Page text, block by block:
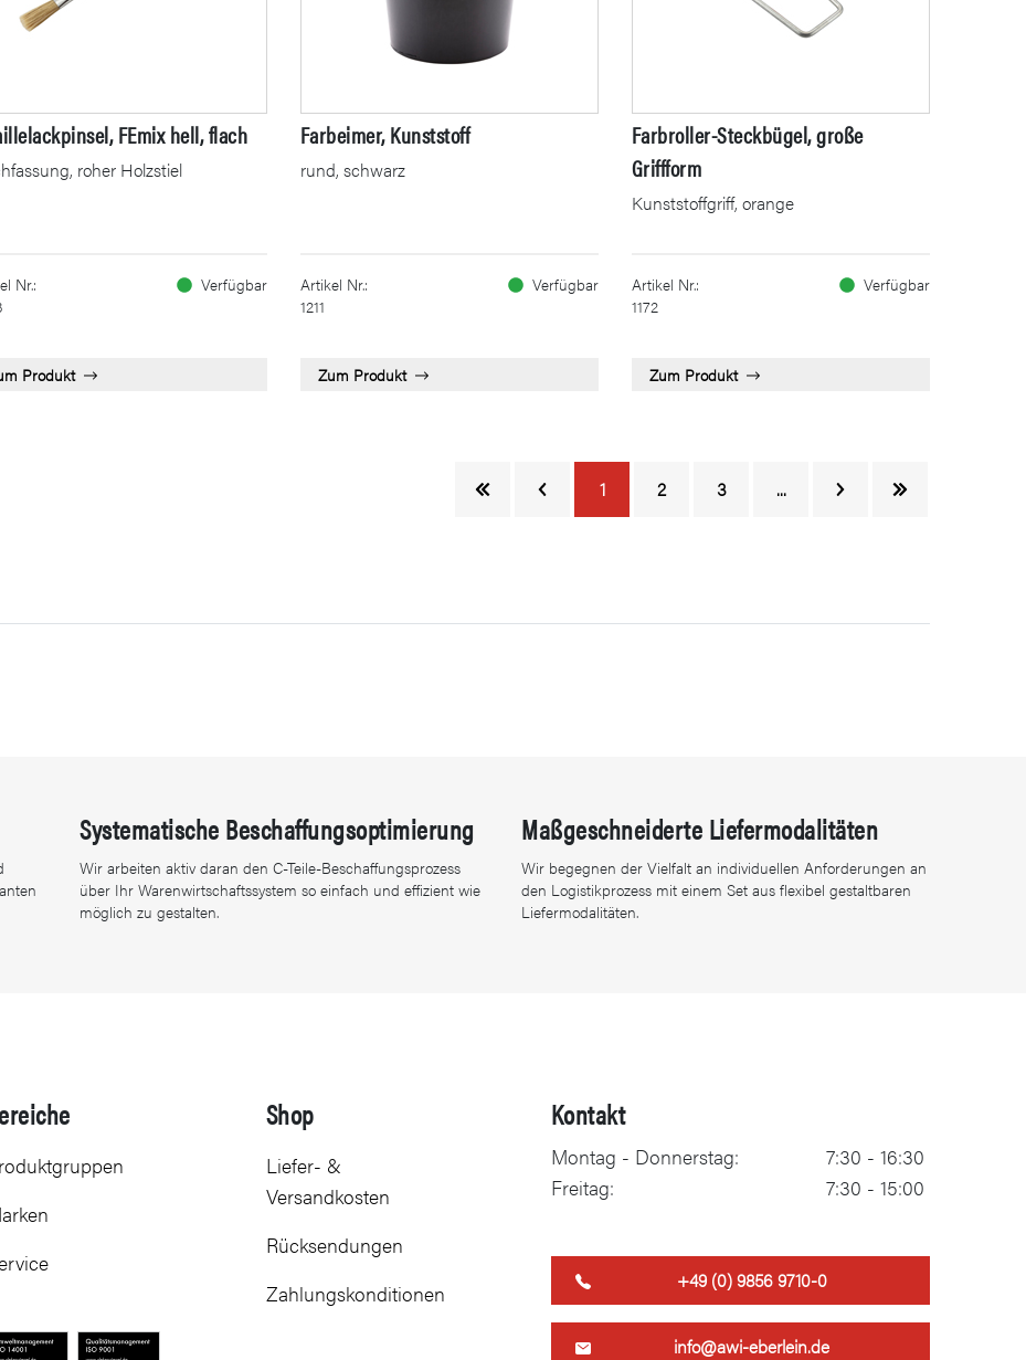
FEmix hell, flach
roher Holzstiel
Nr.:
Verfügbar
Produkt
Farbeimer, Kunststoff
rund, schwarz
Artikel Nr.:
1211
Verfügbar
Zum Produkt
Farbroller-Steckbügel, große
Griffform
Kunststoffgriff, orange
Artikel Nr.:
1172
Verfügbar
Zum Produkt
1 2 3 ...
Systematische Beschaffungsoptimierung
Wir arbeiten aktiv daran den C-Teile-Beschaffungsprozess
über Ihr Warenwirtschaftssystem so einfach und effizient wie
möglich zu gestalten.
Maßgeschneiderte Liefermodalitäten
Wir begegnen der Vielfalt an individuellen Anforderungen an
den Logistikprozess mit einem Set aus flexibel gestaltbaren
Liefermodalitäten.
Shop
Liefer- &
Versandkosten
Rücksendungen
Zahlungskonditionen
Kontakt
Montag - Donnerstag:
7:30 - 16:30
Freitag:
7:30 - 15:00
+49 (0) 9856 9710-0
info@awi-eberlein.de